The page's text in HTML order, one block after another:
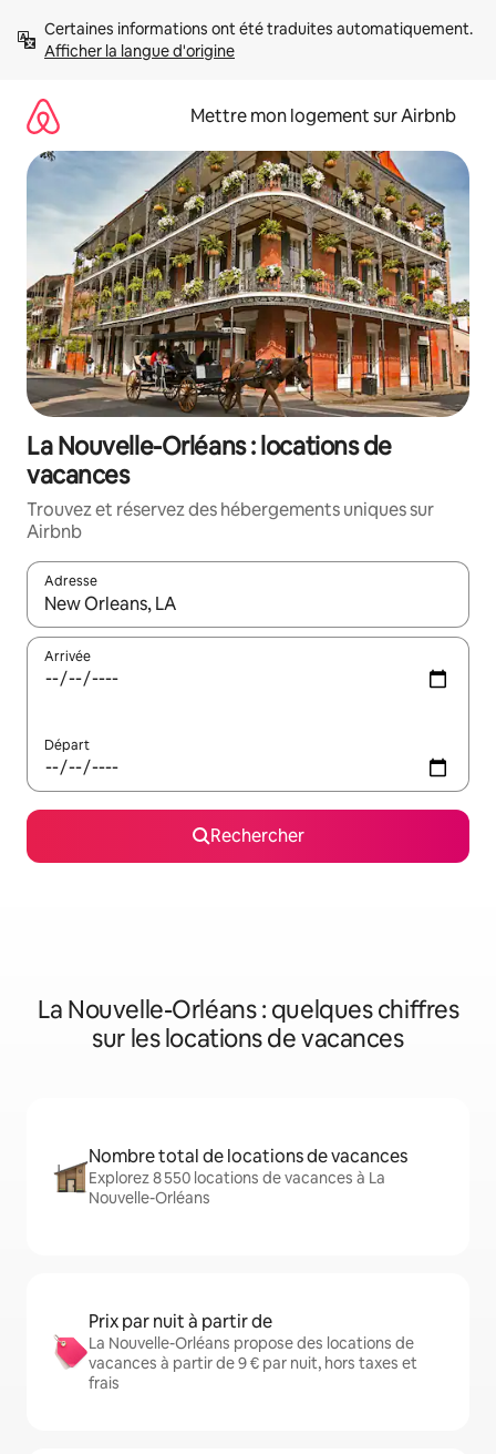
directement
Afficher la langue d'origine
Mettre mon logement sur Airbnb
La Nouvelle-Orléans : locations de
vacances
Trouvez et réservez des hébergements uniques sur
Airbnb
Adresse
Lorsque les résultats s'affichent, utilisez les flèches vers le
Arrivée
Départ
Rechercher
La Nouvelle-Orléans : quelques chiffres
sur les locations de vacances
Nombre total de locations de vacances
Explorez 8 550 locations de vacances à La
Nouvelle-Orléans
Prix par nuit à partir de
La Nouvelle-Orléans propose des locations de
vacances à partir de 9 € par nuit, hors taxes et
frais